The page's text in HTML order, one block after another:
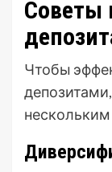
Советы
Чтобы